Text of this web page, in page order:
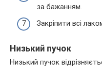
за бажанням.
Закріпити всі
Низький пучок
Низький пучок